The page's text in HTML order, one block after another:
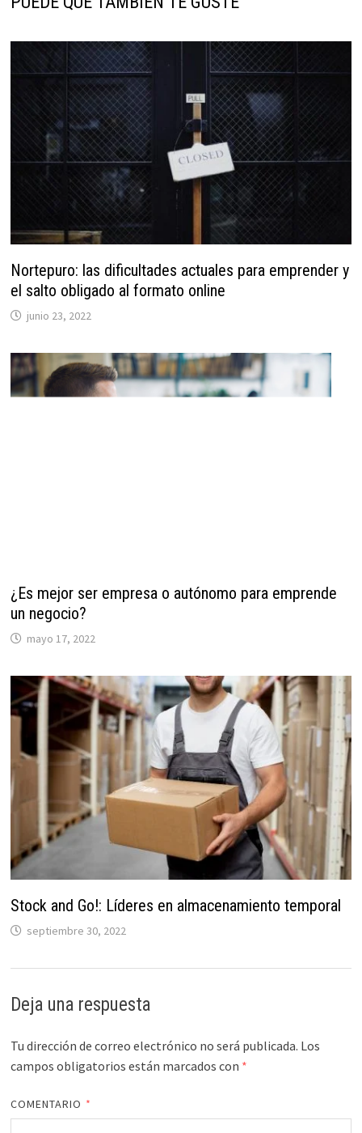
Nortepuro: las dificultades actuales para emprender y
el salto obligado al formato online
junio 23, 2022
¿Es mejor ser empresa o autónomo para emprende
un negocio?
mayo 17, 2022
Stock and Go!: Líderes en almacenamiento temporal
septiembre 30, 2022
Deja una respuesta
Tu dirección de correo electrónico no será publicada. Los
campos obligatorios están marcados con *
COMENTARIO *